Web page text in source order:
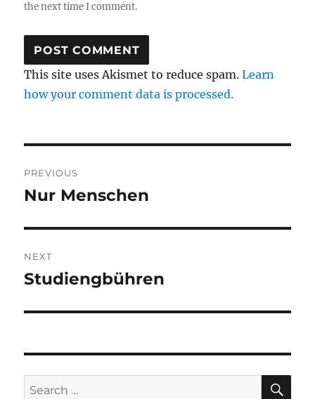
the next time I comment.
This site uses Akismet to reduce spam.Learn
how your comment data is processed.
navigation
PREVIOUS
Previous
Nur Menschen
NEXT
Next
Studiengbühren
Search